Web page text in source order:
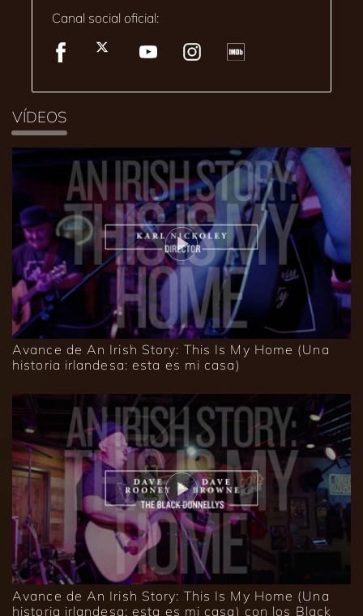
Canal social oficial:
VÍDEOS
Avance de An Irish Story: This Is My Home (Una
historia irlandesa: esta es mi casa)
Avance de An Irish Story: This Is My Home (Una
historia irlandesa: esta es mi casa) con los Black